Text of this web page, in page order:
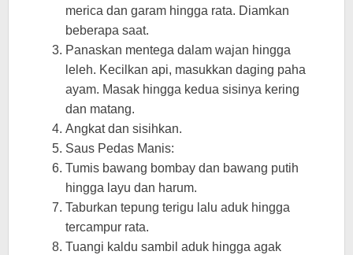
merica dan garam hingga rata. Diamkan
beberapa saat.
Panaskan mentega dalam wajan hingga
leleh. Kecilkan api, masukkan daging paha
ayam. Masak hingga kedua sisinya kering
dan matang.
Angkat dan sisihkan.
Saus Pedas Manis:
Tumis bawang bombay dan bawang putih
hingga layu dan harum.
Taburkan tepung terigu lalu aduk hingga
tercampur rata.
Tuangi kaldu sambil aduk hingga agak